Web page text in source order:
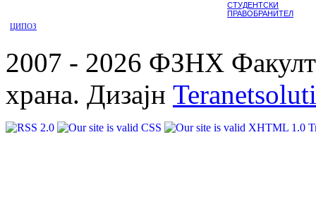
СТУДЕНТСКИ
ПРАВОБРАНИТЕЛ
ЦИПОЗ
2007 - 2026 ФЗНХ
храна. Дизајн